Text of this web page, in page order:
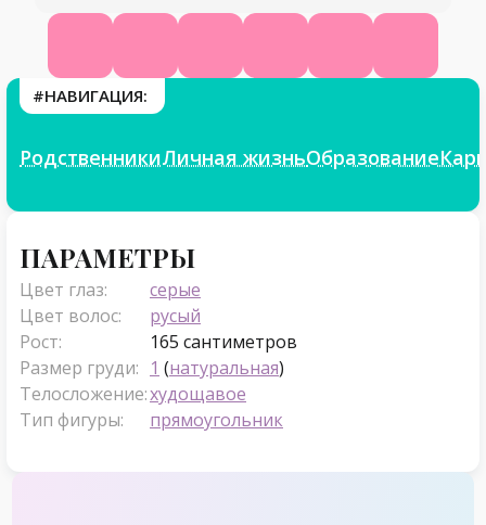
#НАВИГАЦИЯ:
РодственникиЛичная жизньОбразование
ПАРАМЕТРЫ
Цвет глаз:
серые
Цвет волос:
русый
Рост:
165 сантиметров
Размер груди: 1 (натуральная)
Телосложение:худощавое
Тип фигуры:
прямоугольник